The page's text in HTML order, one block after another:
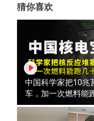
猜你喜欢
中国科学家把10兆
车，加一次燃料能